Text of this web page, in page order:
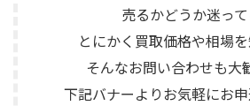
売るかどうか迷って
とにかく買取価格や相場を
そんなお問い合わせも大
下記バナーよりお気軽にお申